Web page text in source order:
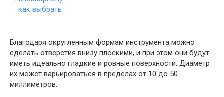
Благодаря округленным формам инструмента можно
сделать отверстия внизу плоскими, и при этом они будут
иметь идеально гладкие и ровные поверхности. Диаметр
их может варьироваться в пределах от 10 до 50
миллиметров.